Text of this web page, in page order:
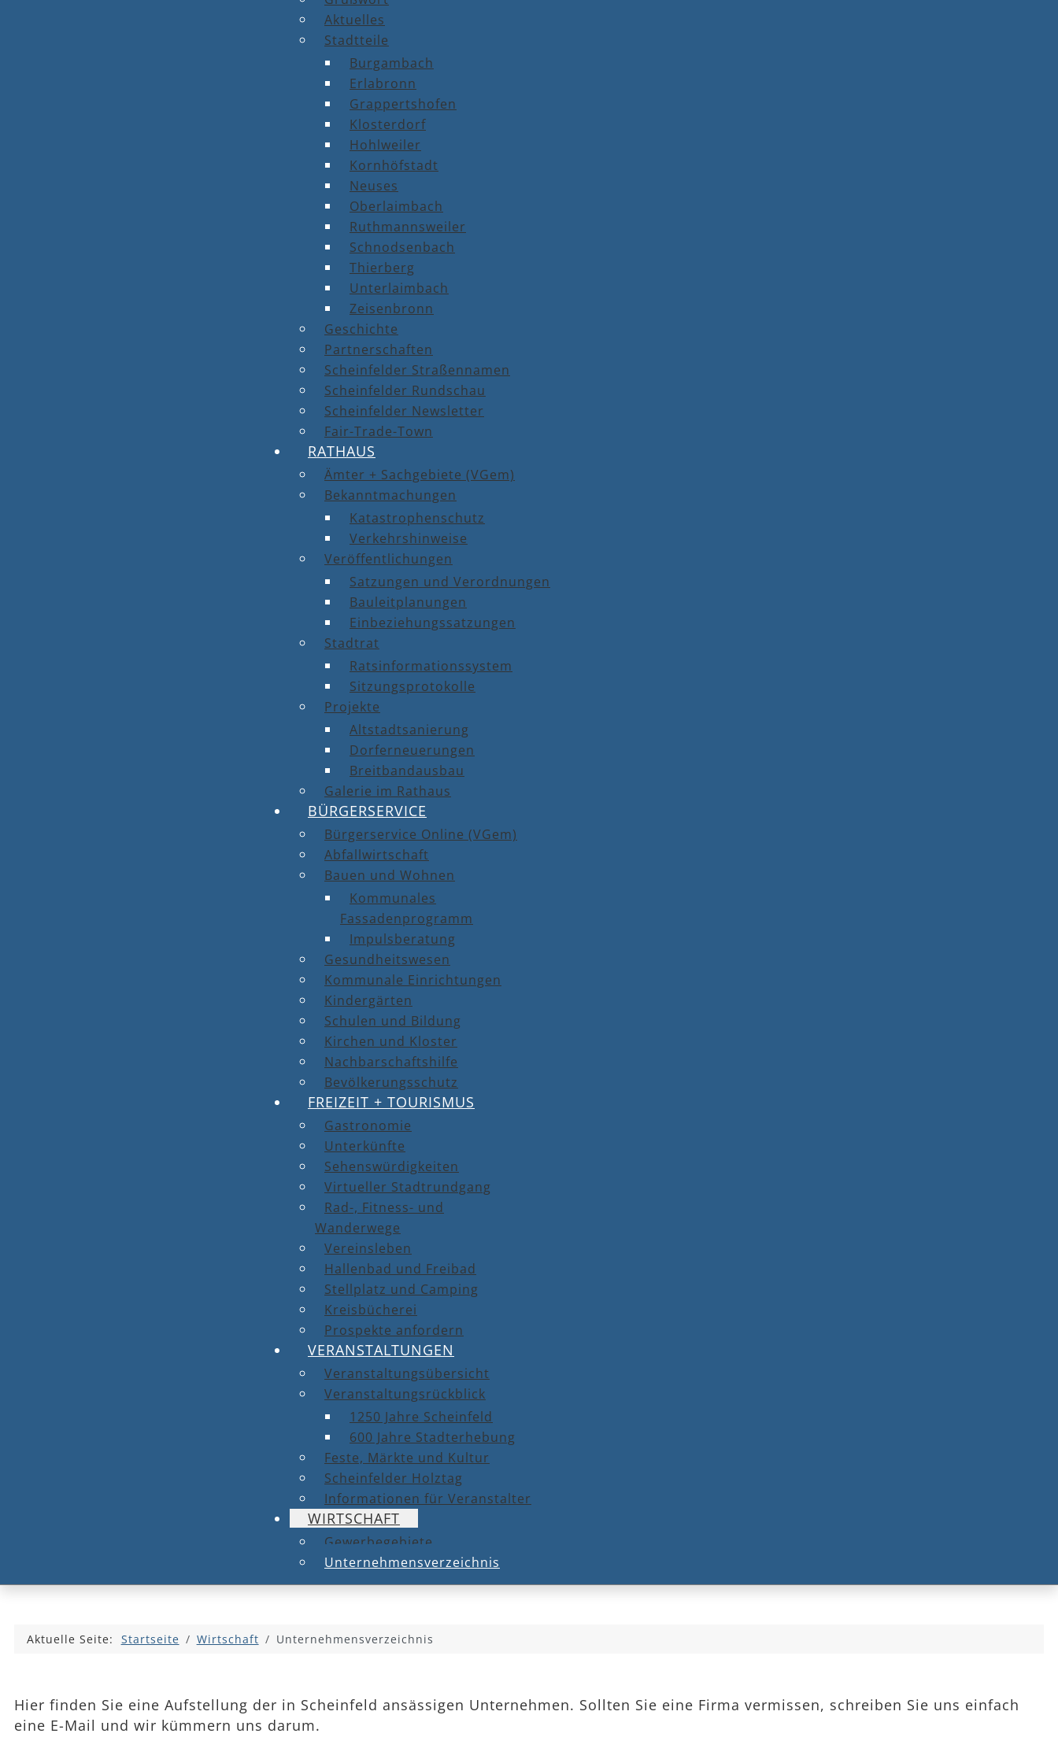
Aktuelles
Stadtteile
Burgambach
Erlabronn
Grappertshofen
Klosterdorf
Hohlweiler
Kornhöfstadt
Neuses
Oberlaimbach
Ruthmannsweiler
Schnodsenbach
Thierberg
Unterlaimbach
Zeisenbronn
Geschichte
Partnerschaften
Scheinfelder Straßennamen
Scheinfelder Rundschau
Scheinfelder Newsletter
Fair-Trade-Town
RATHAUS
Ämter + Sachgebiete (VGem)
Bekanntmachungen
Katastrophenschutz
Verkehrshinweise
Veröffentlichungen
Satzungen und Verordnungen
Bauleitplanungen
Einbeziehungssatzungen
Stadtrat
Ratsinformationssystem
Sitzungsprotokolle
Projekte
Altstadtsanierung
Dorferneuerungen
Breitbandausbau
Galerie im Rathaus
BÜRGERSERVICE
Bürgerservice Online (VGem)
Abfallwirtschaft
Bauen und Wohnen
Kommunales
Fassadenprogramm
Impulsberatung
Gesundheitswesen
Kommunale Einrichtungen
Kindergärten
Schulen und Bildung
Kirchen und Kloster
Nachbarschaftshilfe
Bevölkerungsschutz
FREIZEIT + TOURISMUS
Gastronomie
Unterkünfte
Sehenswürdigkeiten
Virtueller Stadtrundgang
Rad-, Fitness- und
Wanderwege
Vereinsleben
Hallenbad und Freibad
Stellplatz und Camping
Kreisbücherei
Prospekte anfordern
VERANSTALTUNGEN
Veranstaltungsübersicht
Veranstaltungsrückblick
1250 Jahre Scheinfeld
600 Jahre Stadterhebung
Feste, Märkte und Kultur
Scheinfelder Holztag
Informationen für Veranstalter
WIRTSCHAFT
Gewerbegebiete
Unternehmensverzeichnis
Aktuelle Seite: Startseite Wirtschaft Unternehmensverzeichnis
Hier finden Sie eine Aufstellung der in Scheinfeld ansässigen Unternehmen. Sollten Sie eine Firma vermissen, schreiben Sie uns einfach
eine E-Mail und wir kümmern uns darum.